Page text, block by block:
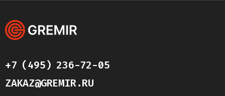
+7 (495) 236-72-05
ZAKAZ@GREMIR.RU